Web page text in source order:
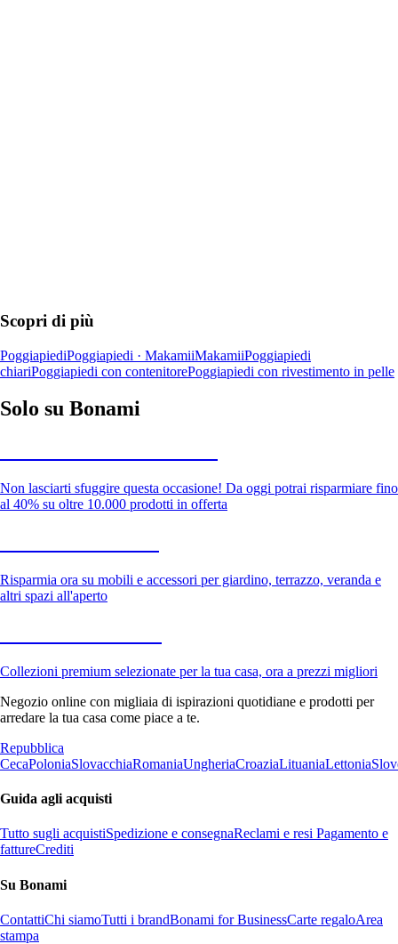
Scopri di più
PoggiapiediPoggiapiedi · MakamiiMakamiiPoggiapiedi
chiariPoggiapiedi con contenitorePoggiapiedi con rivestimento in pelle
Solo su Bonami
Non lasciarti sfuggire questa occasione! Da oggi potrai risparmiare fino
al 40% su oltre 10.000 prodotti in offerta
Risparmia ora su mobili e accessori per giardino, terrazzo, veranda e
altri spazi all'aperto
Collezioni premium selezionate per la tua casa, ora a prezzi migliori
Negozio online con migliaia di ispirazioni quotidiane e prodotti per
arredare la tua casa come piace a te.
Repubblica
CecaPoloniaSlovacchiaRomaniaUngheriaCroaziaLituaniaLettonia
Guida agli acquisti
Tutto sugli acquistiSpedizione e consegnaReclami e resi Pagamento e
fattureCrediti
Su Bonami
ContattiChi siamoTutti i brandBonami for BusinessCarte regaloArea
stampa